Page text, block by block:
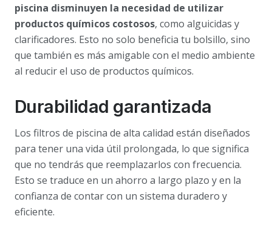
piscina disminuyen la necesidad de utilizar
productos químicos costosos, como alguicidas y
clarificadores. Esto no solo beneficia tu bolsillo, sino
que también es más amigable con el medio ambiente
al reducir el uso de productos químicos.
Durabilidad garantizada
Los filtros de piscina de alta calidad están diseñados
para tener una vida útil prolongada, lo que significa
que no tendrás que reemplazarlos con frecuencia.
Esto se traduce en un ahorro a largo plazo y en la
confianza de contar con un sistema duradero y
eficiente.